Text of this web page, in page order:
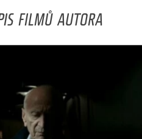
FILMŮ AUTORA